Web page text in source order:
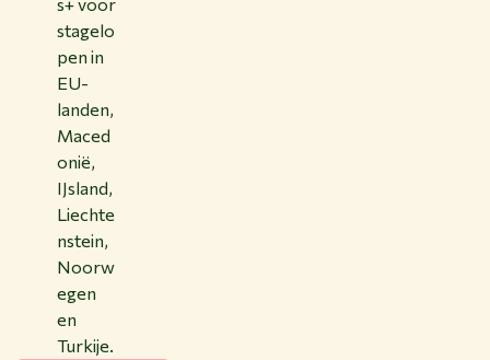
s+ voor
stagelo
pen in
EU-
landen,
Maced
onië,
IJsland,
Liechte
nstein,
Noorw
egen
en
Turkije.